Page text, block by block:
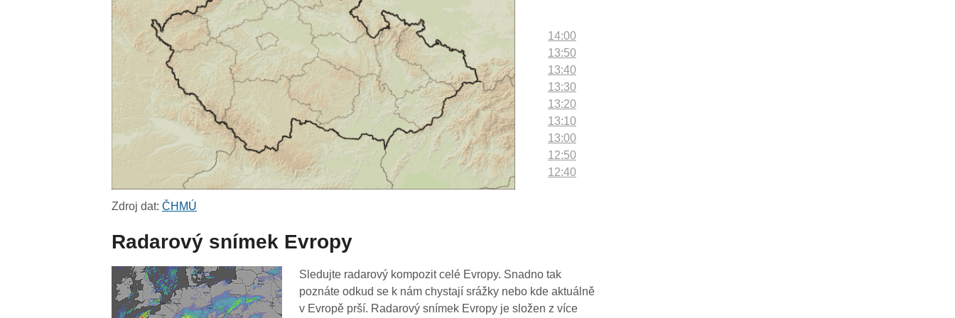
14:00
13:50
13:40
13:30
13:20
13:10
13:00
12:50
12:40
11:40
11:30
11:20
Zdroj dat:ČHMÚ
Radarový snímek Evropy
Sledujte radarový kompozit celé Evropy. Snadno tak
poznáte odkud se k nám chystají srážky nebo kde aktuálně
v Evropě prší. Radarový snímek Evropy je složen z více